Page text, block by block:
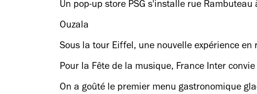
Un pop-up store PSG s'installe rue
Ouzala
Sous la tour Eiffel, une nouvelle expérience
Pour la Fête de la musique, France Inter
On a goûté le premier menu gastronomique